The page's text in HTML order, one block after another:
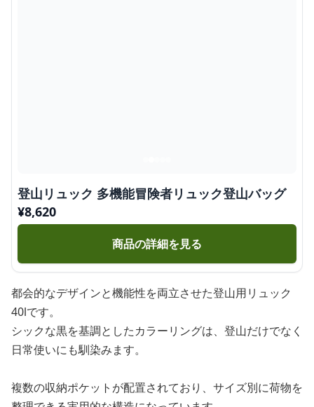
登山リュック 多機能冒険者リュック登山バッグ
¥8,620
商品の詳細を見る
都会的なデザインと機能性を両立させた登山用リュック
40lです。
シックな黒を基調としたカラーリングは、登山だけでなく
日常使いにも馴染みます。
複数の収納ポケットが配置されており、サイズ別に荷物を